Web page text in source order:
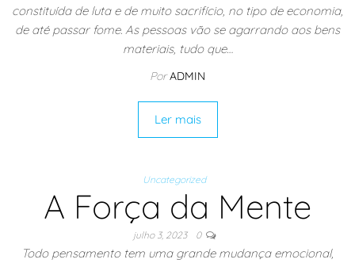
constituída de luta e de muito sacrifício, no tipo de economia,
de até passar fome. As pessoas vão se agarrando aos bens
materiais, tudo que…
Por ADMIN
Ler mais
Uncategorized
A Força da Mente
julho 3, 2023 0
Todo pensamento tem uma grande mudança emocional,